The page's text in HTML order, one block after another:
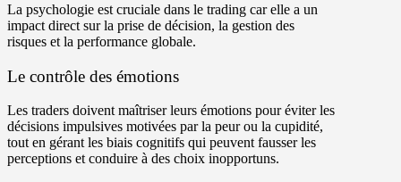
La psychologie est cruciale dans le trading car elle a un
impact direct sur la prise de décision, la gestion des
risques et la performance globale.
Le contrôle des émotions
Les traders doivent maîtriser leurs émotions pour éviter les
décisions impulsives motivées par la peur ou la cupidité,
tout en gérant les biais cognitifs qui peuvent fausser les
perceptions et conduire à des choix inopportuns.